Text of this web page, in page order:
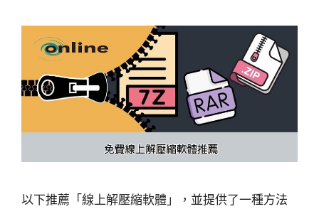
以下推薦「線上解壓縮軟體」，並提供了一種方法